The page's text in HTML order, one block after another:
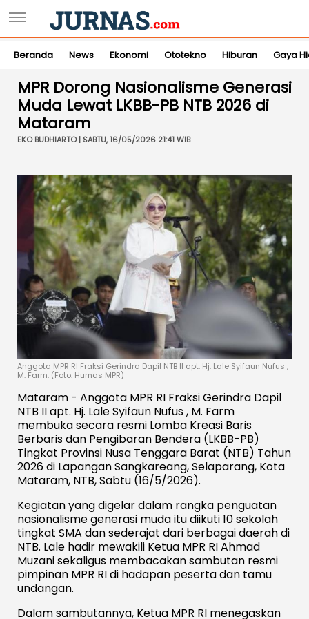
Beranda News Ekonomi Ototekno Hiburan Gaya
MPR Dorong Nasionalisme Generasi
Muda Lewat LKBB-PB NTB 2026 di
Mataram
EKO BUDHIARTO | SABTU, 16/05/2026 21:41 WIB
Anggota MPR RI Fraksi Gerindra Dapil NTB II apt. Hj. Lale Syifaun Nufus ,
M. Farm. (Foto: Humas MPR)
Mataram - Anggota MPR RI Fraksi Gerindra Dapil
NTB II apt. Hj. Lale Syifaun Nufus , M. Farm
membuka secara resmi Lomba Kreasi Baris
Berbaris dan Pengibaran Bendera (LKBB-PB)
Tingkat Provinsi Nusa Tenggara Barat (NTB) Tahun
2026 di Lapangan Sangkareang, Selaparang, Kota
Mataram, NTB, Sabtu (16/5/2026).
Kegiatan yang digelar dalam rangka penguatan
nasionalisme generasi muda itu diikuti 10 sekolah
tingkat SMA dan sederajat dari berbagai daerah di
NTB. Lale hadir mewakili Ketua MPR RI Ahmad
Muzani sekaligus membacakan sambutan resmi
pimpinan MPR RI di hadapan peserta dan tamu
undangan.
Dalam sambutannya, Ketua MPR RI menegaskan